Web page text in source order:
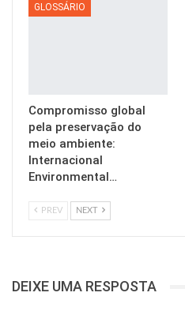
GLOSSÁRIO
Compromisso global
pela preservação do
meio ambiente:
Internacional
Environmental…
PREV NEXT
DEIXE UMA RESPOSTA